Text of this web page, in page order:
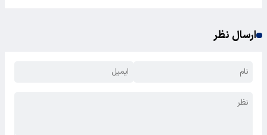
ارسال نظر